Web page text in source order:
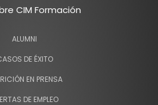
CIM Formación
ALUMNI
DE ÉXITO
EN PRENSA
DE EMPLEO